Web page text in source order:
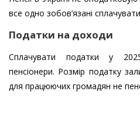
все одно зобов’язані
Податки на доходи
Сплачувати податки у
пенсіонери. Розмір податку
для працюючих громадян не